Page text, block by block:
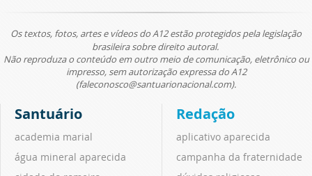
Os textos, fotos, artes e vídeos do A12 estão protegidos pela legislação
brasileira sobre direito autoral.
Não reproduza o conteúdo em outro meio de comunicação, eletrônico ou
impresso, sem autorização expressa do A12
(faleconosco@santuarionacional.com).
Santuário
academia marial
água mineral aparecida
Redação
aplicativo aparecida
campanha da fraternidade